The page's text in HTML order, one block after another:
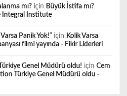
mı? için Büyük İstifa mı?
Integral Institute
Panik Yok!” için Kolik Varsa
filmi yayında - Fikir Liderleri
Genel Müdürü oldu! için Cem
Türkiye Genel Müdürü oldu -